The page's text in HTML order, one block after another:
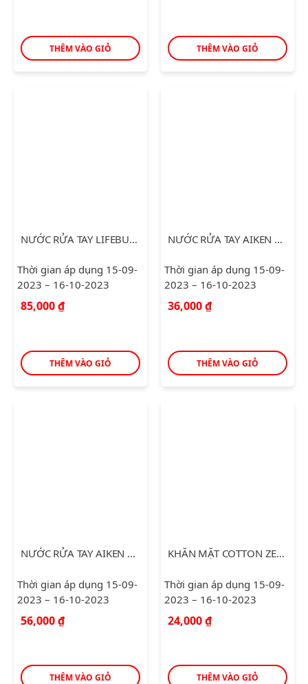
THÊM VÀO GIỎ THÊM VÀO GIỎ
NƯỚC RỬA TAY LIFEBUOY MATCHA & NHA ĐAM 500G
Thời gian áp dụng 15-09-
2023 – 16-10-2023
85,000₫
THÊM VÀO GIỎ
NƯỚC RỬA TAY AIKEN SẠCH KHUẨN 250G
Thời gian áp dụng 15-09-
2023 – 16-10-2023
36,000₫
THÊM VÀO GIỎ
NƯỚC RỬA TAY AIKEN SẠCH KHUẨN 500G
Thời gian áp dụng 15-09-
2023 – 16-10-2023
56,000₫
THÊM VÀO GIỎ
KHĂN MẶT COTTON ZELDA (30*46)
Thời gian áp dụng 15-09-
2023 – 16-10-2023
24,000₫
THÊM VÀO GIỎ